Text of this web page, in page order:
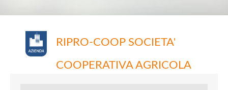
RIPRO-COOP SOCIETA'
COOPERATIVA AGRICOLA